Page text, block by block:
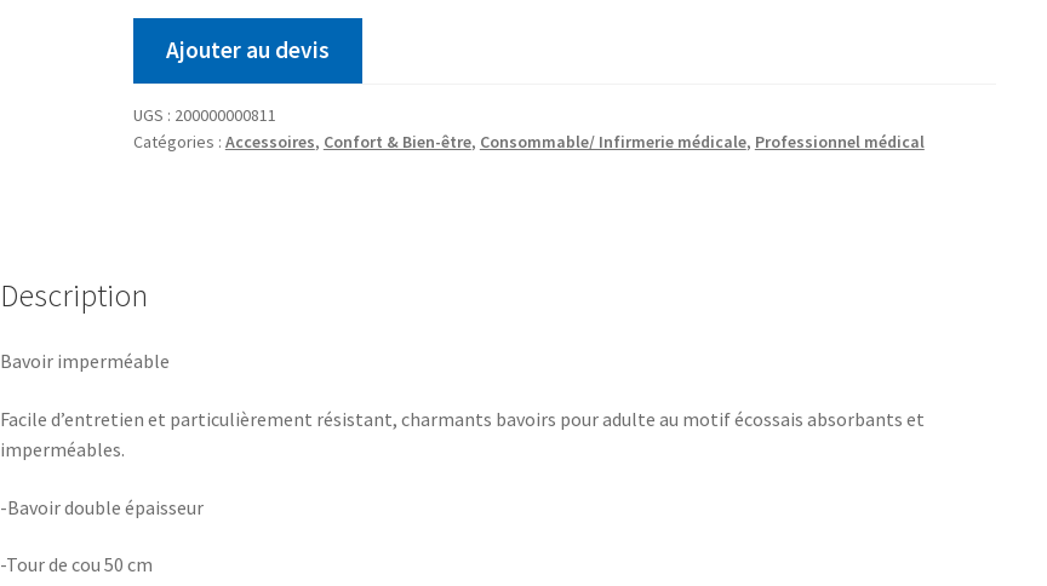
Ajouter au devis
UGS : 200000000811
Catégories : Accessoires, Confort & Bien-être, Consommable/ Infirmerie médicale, Professionnel médical
Description
Bavoir imperméable
Facile d’entretien et particulièrement résistant, charmants bavoirs pour adulte au motif écossais absorbants et
imperméables.
-Bavoir double épaisseur
-Tour de cou 50 cm